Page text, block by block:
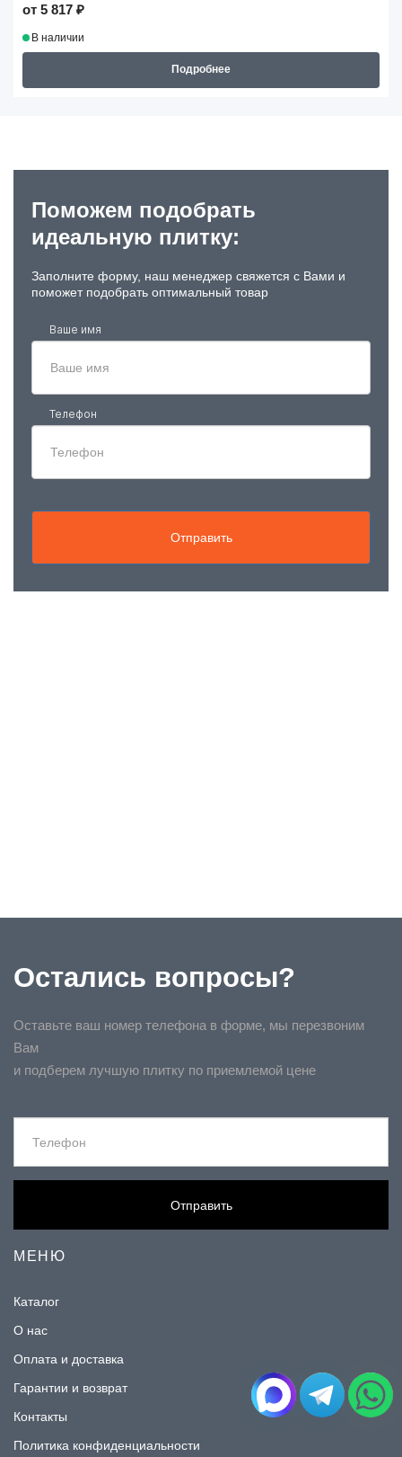
от 5 817 ₽
В наличии
Подробнее
Поможем подобрать
идеальную плитку:
Заполните форму, наш менеджер свяжется с Вами и
поможет подобрать оптимальный товар
Ваше имя
Телефон
Отправить
Остались вопросы?
Оставьте ваш номер телефона в форме, мы перезвоним
Вам
и подберем лучшую плитку по приемлемой цене
Отправить
МЕНЮ
Каталог
О нас
Оплата и доставка
Гарантии и возврат
Контакты
Политика конфиденциальности